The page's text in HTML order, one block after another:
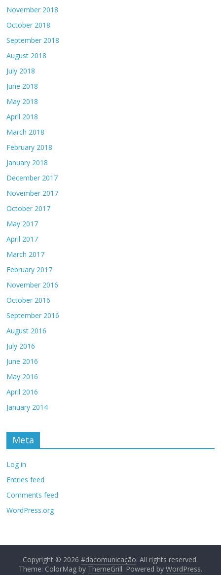
November 2018
October 2018
September 2018
August 2018
July 2018
June 2018
May 2018
April 2018
March 2018
February 2018
January 2018
December 2017
November 2017
October 2017
May 2017
April 2017
March 2017
February 2017
November 2016
October 2016
September 2016
August 2016
July 2016
June 2016
May 2016
April 2016
January 2014
Meta
Log in
Entries feed
Comments feed
WordPress.org
Copyright © 2026#dacomunicação. All rights reserved.
Theme: ColorMag by ThemeGrill. Powered by WordPress.